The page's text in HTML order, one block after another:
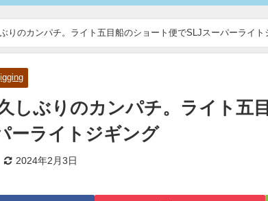
りのカンパチ。ライト五目船のショート便でSLJスーパーライト
しぶりのカンパチ。ライト五
ーライトジギング
2024年2月3日